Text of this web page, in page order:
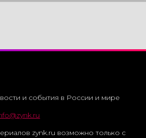
и события в России и мире
zynk.ru возможно только с